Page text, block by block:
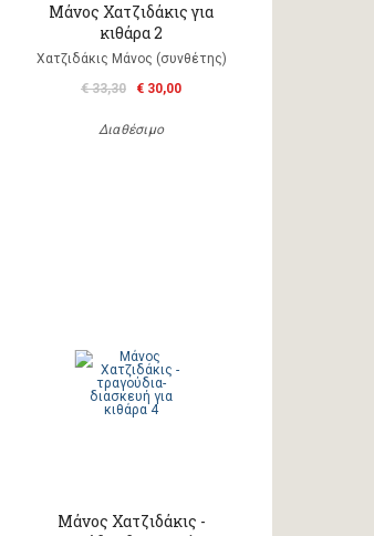
Μάνος Χατζιδάκις για
κιθάρα 2
Χατζιδάκις Μάνος (συνθέτης)
€ 33,30
€ 30,00
Διαθέσιμο
Μάνος Χατζιδάκις -